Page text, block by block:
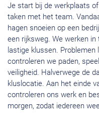
Je start bij de werkplaats
taken met het team.
hagen snoeien op een
een rijksweg. We werken
lastige klussen.
controleren we paden,
veiligheid. Halverwege de
kluslocatie. Aan het einde
controleren ons werk en
morgen, zodat iedereen